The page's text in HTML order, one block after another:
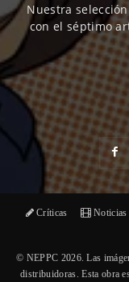
Nuestra
con el séptimo
Críticas Noticias
© NEPPC 2026. Las
distribuidoras. Esta obra